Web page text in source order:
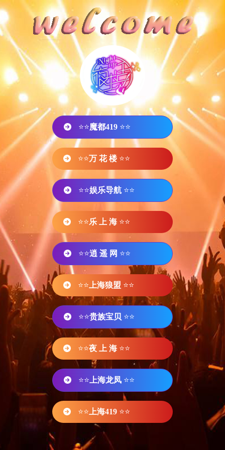
⭐⭐魔都419 ⭐⭐
⭐⭐万 花 楼 ⭐⭐
⭐⭐娱乐导航 ⭐⭐
⭐⭐乐 上 海 ⭐⭐
⭐⭐逍 遥 网 ⭐⭐
⭐⭐ 上海狼盟 ⭐⭐
⭐⭐贵族宝贝 ⭐⭐
⭐⭐夜 上 海 ⭐⭐
⭐⭐ 上海龙凤 ⭐⭐
⭐⭐ 上海419 ⭐⭐